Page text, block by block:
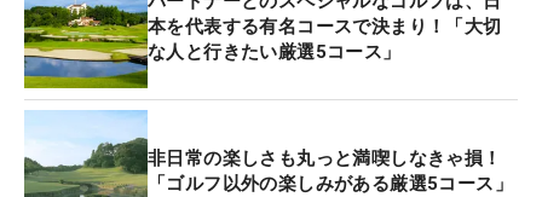
本を代表する有名コースで決まり！「大切
な人と行きたい厳選5コース」
非日常の楽しさも丸っと満喫しなきゃ損！
「ゴルフ以外の楽しみがある厳選5コース」